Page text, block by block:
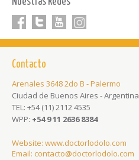
Contacto
Arenales 3648 2do B - Palermo
Ciudad de Buenos Aires - Argentina
TEL: +54 (11) 2112 4535
WPP: +54 9 11 2636 8384
Website: www.doctorlodolo.com
Email: contacto@doctorlodolo.com